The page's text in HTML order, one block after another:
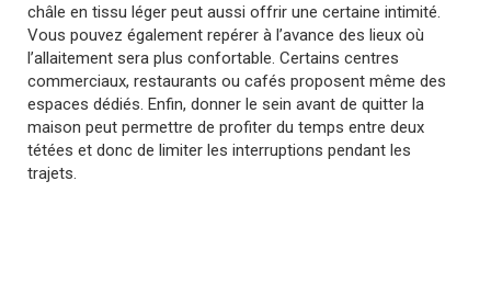
châle en tissu léger peut aussi offrir une certaine intimité.
Vous pouvez également repérer à l’avance des lieux où
l’allaitement sera plus confortable. Certains centres
commerciaux, restaurants ou cafés proposent même des
espaces dédiés. Enfin, donner le sein avant de quitter la
maison peut permettre de profiter du temps entre deux
tétées et donc de limiter les interruptions pendant les
trajets.